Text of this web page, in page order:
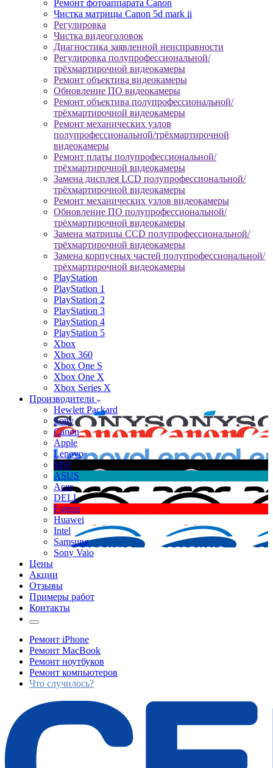
Ремонт фотоаппарата Canon
Чистка матрицы Canon 5d mark ii
Регулировка
Чистка видеоголовок
Диагностика заявленной неисправности
Регулировка полупрофессиональной/
трёхмартирочной видеокамеры
Ремонт объектива видеокамеры
Обновление ПО видеокамеры
Ремонт объектива полупрофессиональной/
трёхмартирочной видеокамеры
Ремонт механических узлов
полупрофессиональной/трёхмартирочной
видеокамеры
Ремонт платы полупрофессиональной/
трёхмартирочной видеокамеры
Замена дисплея LCD полупрофессиональной/
трёхмартирочной видеокамеры
Ремонт механических узлов видеокамеры
Обновление ПО полупрофессиональной/
трёхмартирочной видеокамеры
Замена матрицы CCD полупрофессиональной/
трёхмартирочной видеокамеры
Замена корпусных частей полупрофессиональной/
трёхмартирочной видеокамеры
PlayStation
PlayStation 1
PlayStation 2
PlayStation 3
PlayStation 4
PlayStation 5
Xbox
Xbox 360
Xbox One S
Xbox One X
Xbox Series X
Производители
Hewlett Packard
Sony
Canon
Apple
Lenovo
MSI
ASUS
Acer
DELL
Fujitsu
Huawei
Intel
Samsung
Sony Vaio
Цены
Акции
Отзывы
Примеры работ
Контакты
Ремонт iPhone
Ремонт MacBook
Ремонт ноутбуков
Ремонт компьютеров
Что случилось?